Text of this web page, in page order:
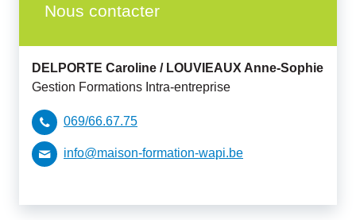
Nous contacter
DELPORTE Caroline / LOUVIEAUX Anne-Sophie
Gestion Formations Intra-entreprise
069/66.67.75
info@maison-formation-wapi.be